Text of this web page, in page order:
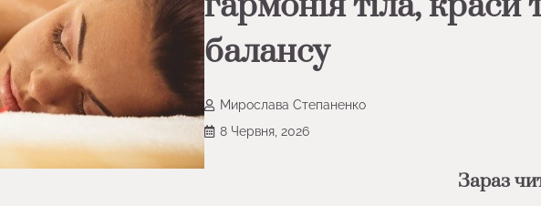
балансу
Мирослава Степаненко
8 Червня, 2026
Зараз